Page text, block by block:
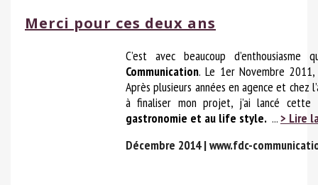
Merci pour ces deux ans
C’est avec beaucoup
Communication. Le 1er Novembre
Après plusieurs années en agence et chez
à finaliser mon projet, j’ai lancé cette
gastronomie et au life style. ...> Lire
Décembre 2014 | www.fdc-